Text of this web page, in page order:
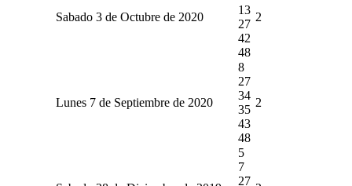
Sabado 3 de Octubre de 2020
13
27
42
48
2
Lunes 7 de Septiembre de 2020
8
27
34
35
43
48
2
5
7
27